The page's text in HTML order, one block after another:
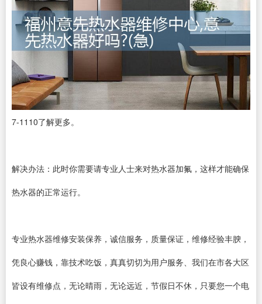
7-1110了解更多。
解决办法：此时你需要请专业人士来对热水器加氟，这样才能确保
热水器的正常运行。
专业热水器维修安装保养，诚信服务，质量保证，维修经验丰腴，
凭良心赚钱，靠技术吃饭，真真切切为用户服务、我们在市各大区
皆设有维修点，无论晴雨，无论远近，节假日不休，只要您一个电